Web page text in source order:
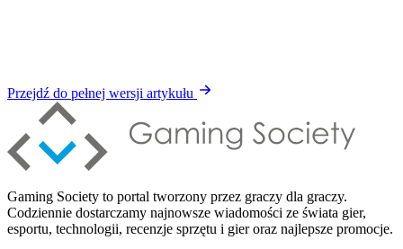
Przejdź do pełnej wersji artykułu
Gaming Society to portal tworzony przez graczy dla graczy.
Codziennie dostarczamy najnowsze wiadomości ze świata gier,
esportu, technologii, recenzje sprzętu i gier oraz najlepsze promocje.